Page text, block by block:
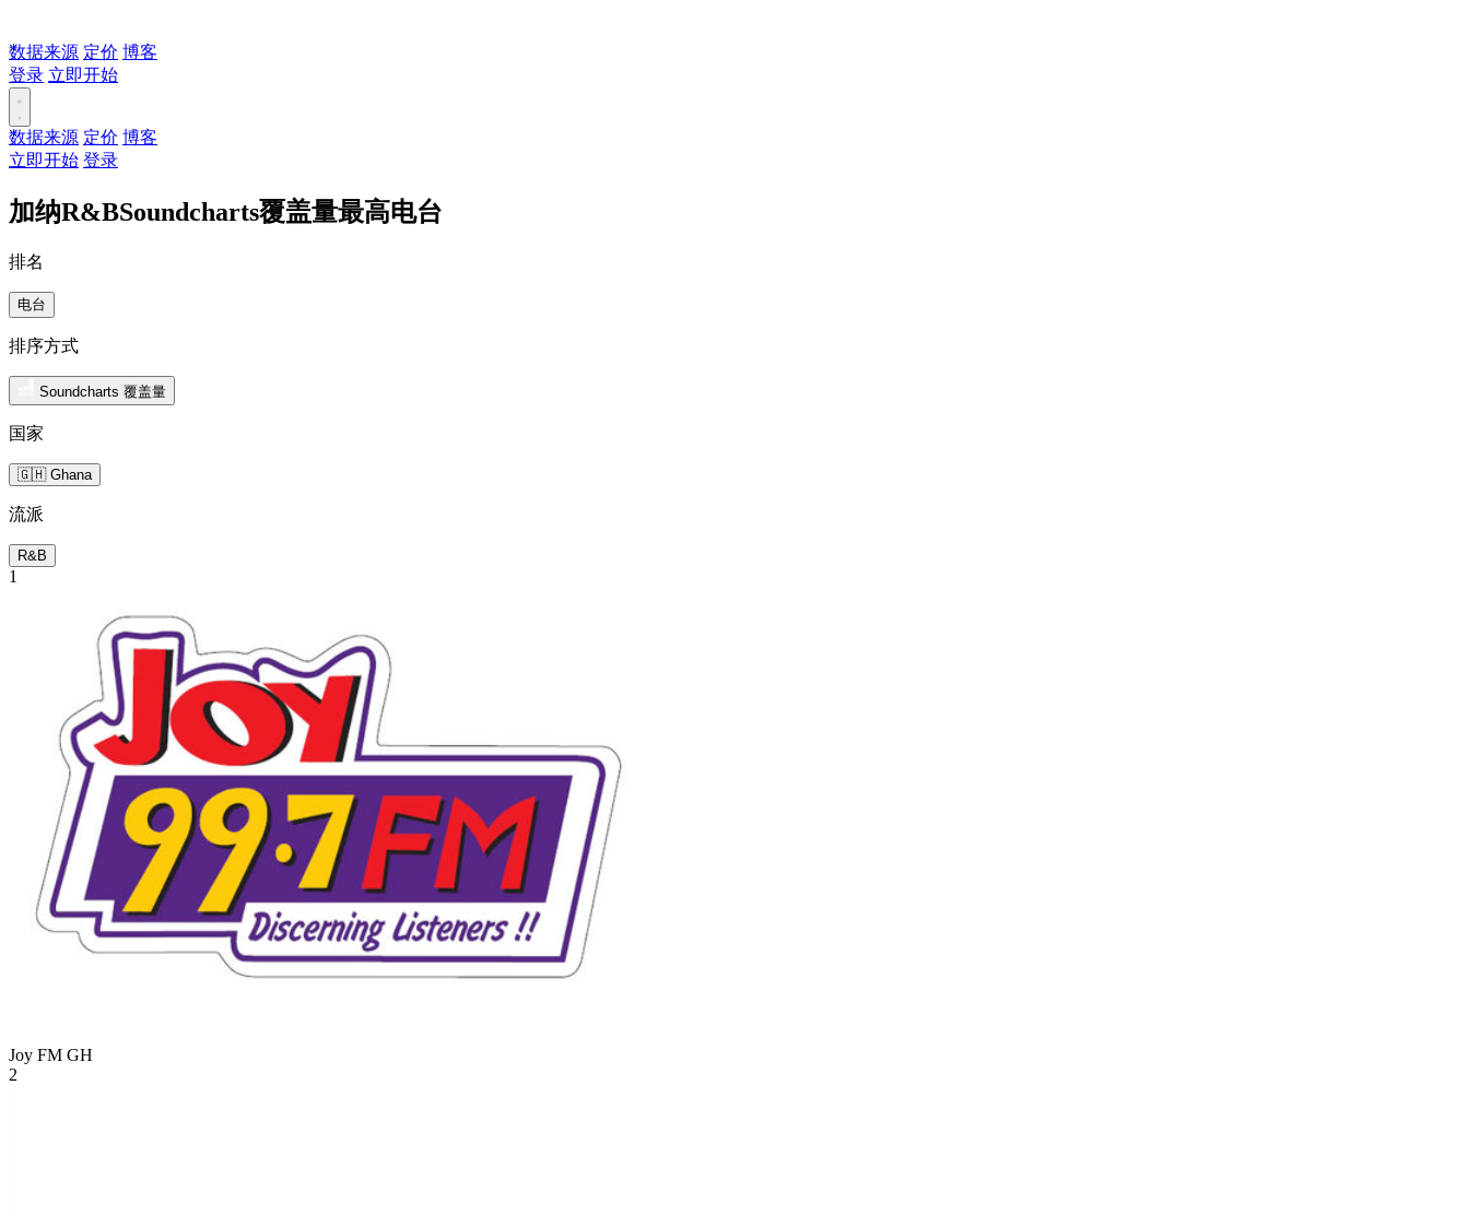
数据来源 定价 博客
登录 立即开始
数据来源 定价 博客
立即开始 登录
加纳R&BSoundcharts覆盖量最高电台
排名
电台
排序方式
Soundcharts 覆盖量
国家
🇬🇭 Ghana
流派
R&B
1
Joy FM GH
2